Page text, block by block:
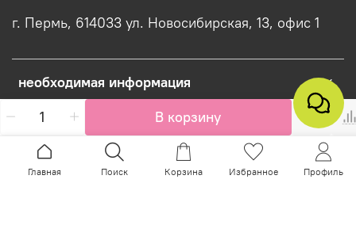
В корзину
необходимая информация
г. Пермь, 614033 ул. Новосибирская, 13, офис 1
Интернет-магазин создан на InSales
Главная Поиск Корзина Избранное Профиль